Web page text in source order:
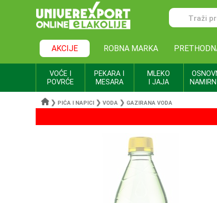
AKCIJE ROBNA MARKA
VOĆE I
POVRĆE
PEKARA I
MESARA
MLEKO
I JAJA
❯ PIĆA I NAPICI ❯ VODA ❯ GAZIRANA VODA